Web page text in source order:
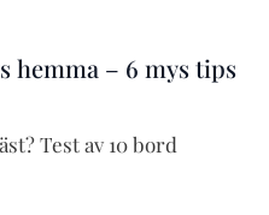
hemma – 6 mys tips